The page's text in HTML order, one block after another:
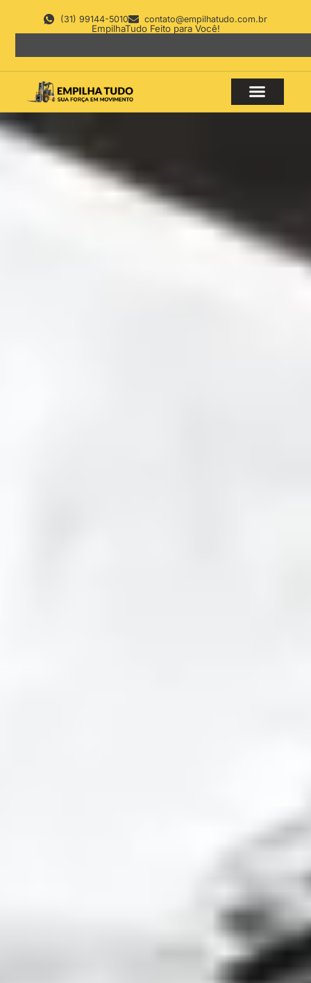
(31) 99144-5010 contato@empilhatudo.com.br
EmpilhaTudo Feito para Você!